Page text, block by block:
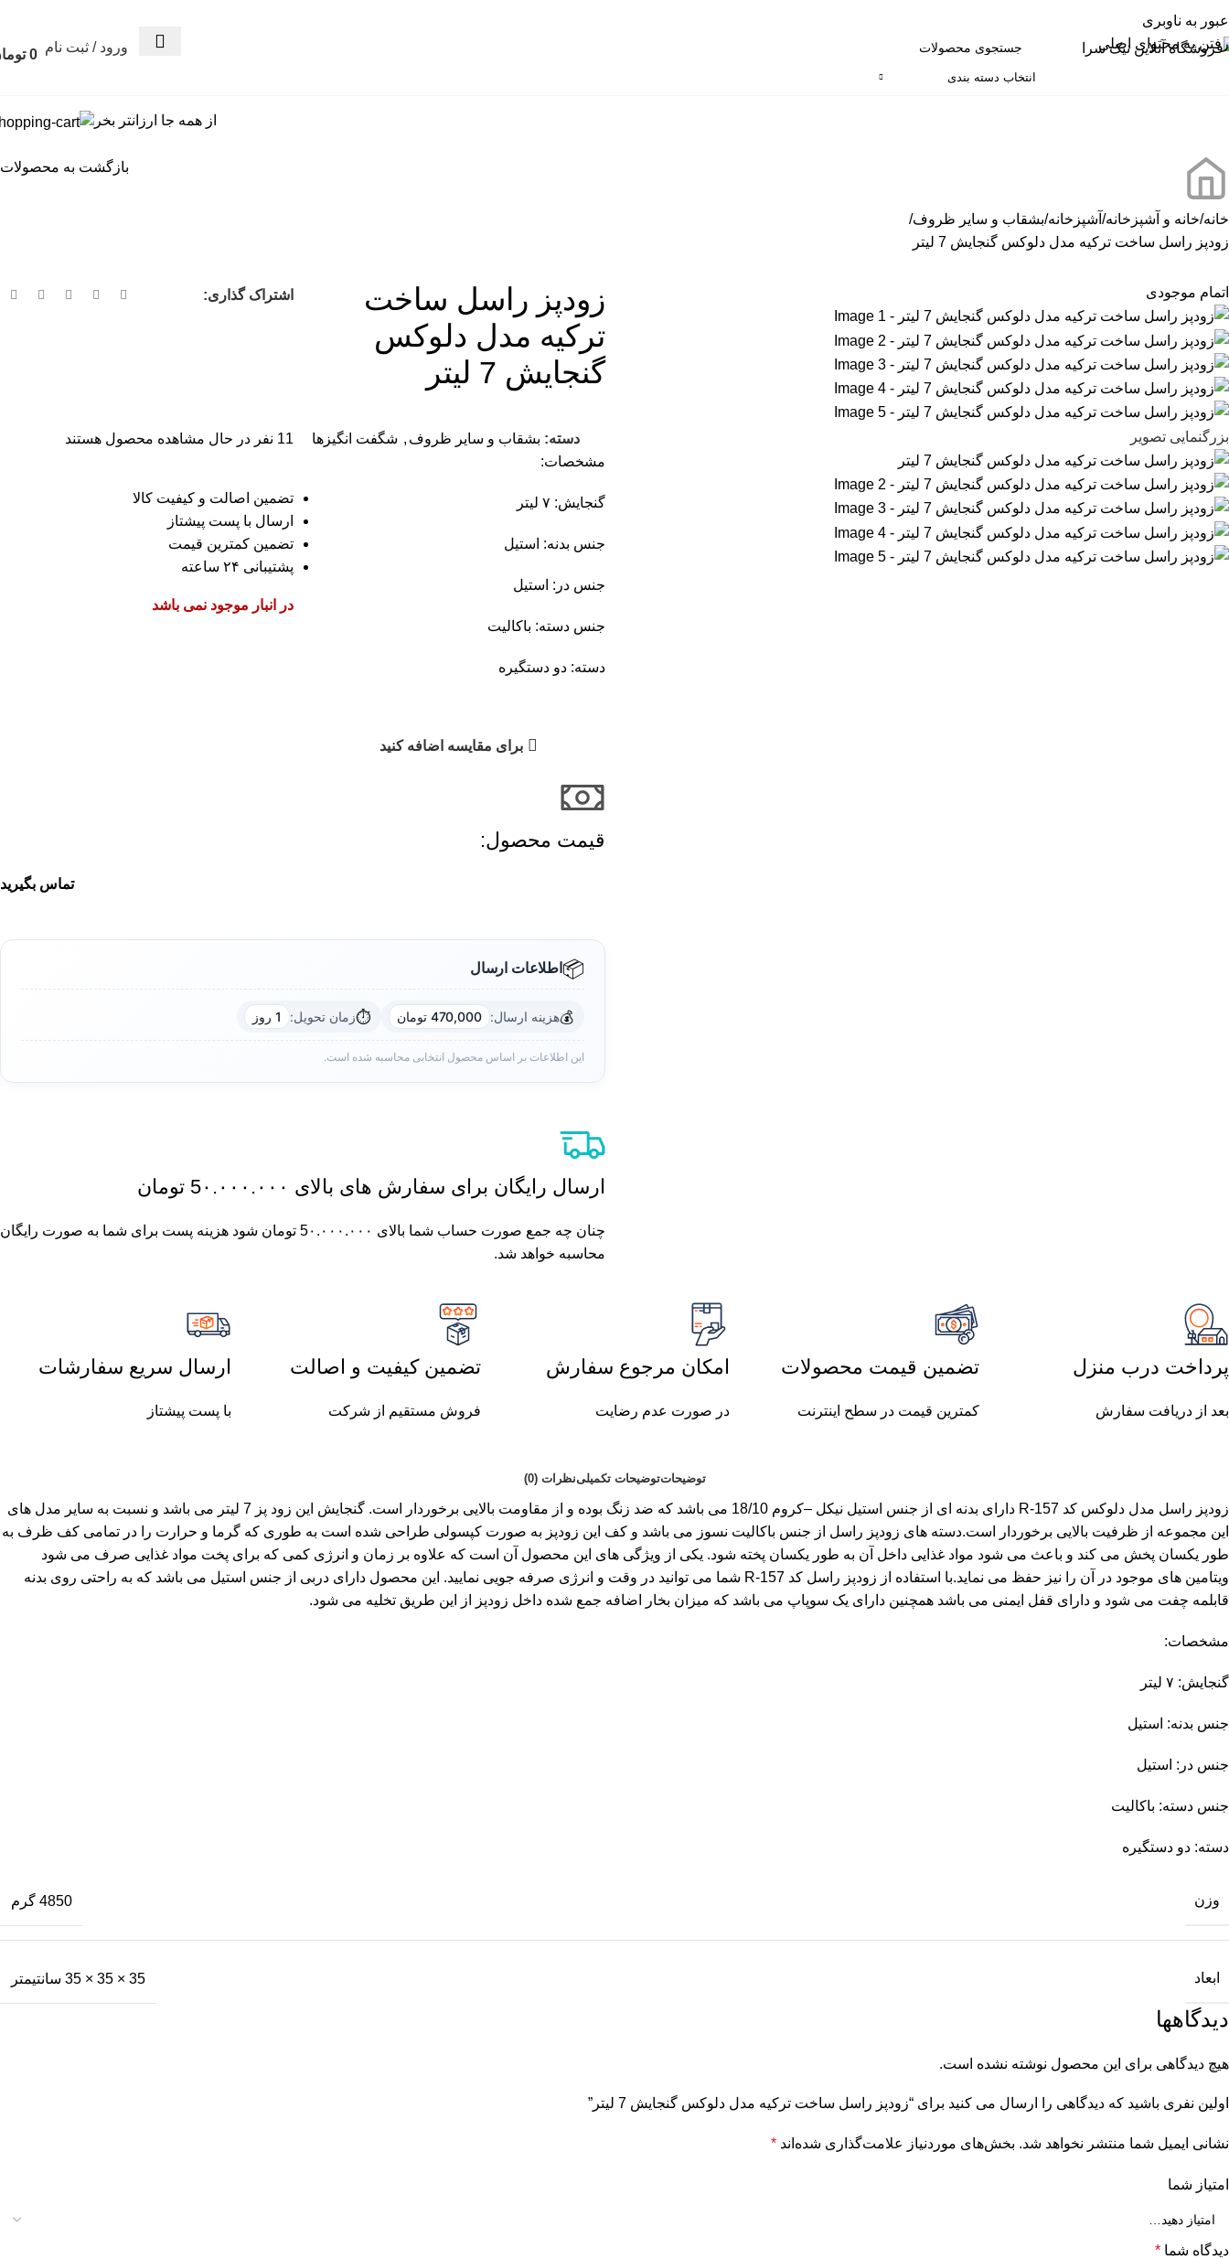
عبور به ناوبری
رفتن به محتوای اصلی
انتخاب دسته بندی
ورود / ثبت نام 0
از همه جا ارزانتر بخر
خانه خانه و آشپزخانه آشپزخانه بشقاب و سایر ظروف
زودپز راسل ساخت ترکیه مدل دلوکس گنجایش 7 لیتر
بازگشت به محصولات
اتمام موجودی
بزرگنمایی تصویر
زودپز راسل ساخت
ترکیه مدل دلوکس
گنجایش 7 لیتر
اشتراک گذاری:
دسته: بشقاب و سایر ظروف , شگفت انگیزها
مشخصات:
گنجایش: ۷ لیتر
جنس بدنه: استیل
جنس در: استیل
جنس دسته: باکالیت
دسته: دو دستگیره
برای مقایسه اضافه کنید
11 نفر در حال مشاهده محصول هستند
تضمین اصالت و کیفیت کالا
ارسال با پست پیشتاز
تضمین کمترین قیمت
پشتیبانی ۲۴ ساعته
در انبار موجود نمی باشد
قیمت محصول:​
تماس بگیرید
📦اطلاعات ارسال
💰هزینه ارسال: 470,000 تومان ⏱️زمان تحویل: 1 روز
این اطلاعات بر اساس محصول انتخابی محاسبه شده است.
ارسال رایگان برای سفارش های بالای 5٠.٠٠٠.٠٠٠ تومان
چنان چه جمع صورت حساب شما بالای 5٠.٠٠٠.٠٠٠ تومان شود هزینه پست برای شما به صورت رایگان
محاسبه خواهد شد.
پرداخت درب منزل
بعد از دریافت سفارش
تضمین قیمت محصولات
کمترین قیمت در سطح اینترنت
امکان مرجوع سفارش
در صورت عدم رضایت
تضمین کیفیت و اصالت
فروش مستقیم از شرکت
ارسال سریع سفارشات
با پست پیشتاز
توضیحاتتوضیحات تکمیلینظرات (0)
زودپز راسل مدل دلوکس کد R-157 دارای بدنه ای از جنس استیل نیکل –کروم 18/10 می باشد که ضد زنگ بوده و از مقاومت بالایی برخوردار است. گنجایش این زود پز 7 لیتر می باشد و نسبت به سایر مدل های
این مجموعه از ظرفیت بالایی برخوردار است.دسته های زودپز راسل از جنس باکالیت نسوز می باشد و کف این زودپز به صورت کپسولی طراحی شده است به طوری که گرما و حرارت را در تمامی کف ظرف به
طور یکسان پخش می کند و باعث می شود مواد غذایی داخل آن به طور یکسان پخته شود. یکی از ویژگی های این محصول آن است که علاوه بر زمان و انرژی کمی که برای پخت مواد غذایی صرف می شود
ویتامین های موجود در آن را نیز حفظ می نماید.با استفاده از زودپز راسل کد R-157 شما می توانید در وقت و انرژی صرفه جویی نمایید. این محصول دارای دربی از جنس استیل می باشد که به راحتی روی بدنه
قابلمه چفت می شود و دارای قفل ایمنی می باشد همچنین دارای یک سوپاپ می باشد که میزان بخار اضافه جمع شده داخل زودپز از این طریق تخلیه می شود.
مشخصات:
گنجایش: ۷ لیتر
جنس بدنه: استیل
جنس در: استیل
جنس دسته: باکالیت
دسته: دو دستگیره
وزن 4850 گرم
ابعاد 35 × 35 × 35 سانتیمتر
دیدگاهها
هیچ دیدگاهی برای این محصول نوشته نشده است.
اولین نفری باشید که دیدگاهی را ارسال می کنید برای “زودپز راسل ساخت ترکیه مدل دلوکس گنجایش 7 لیتر”
نشانی ایمیل شما منتشر نخواهد شد. بخش‌های موردنیاز علامت‌گذاری شده‌اند *
امتیاز شما
دیدگاه شما *